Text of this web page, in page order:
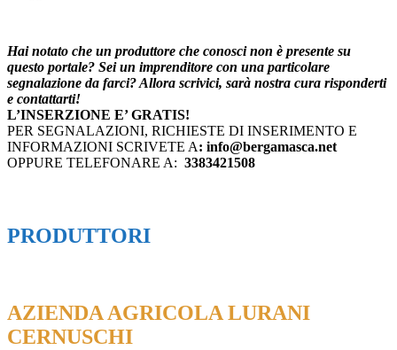
Hai notato che un produttore che conosci non è presente su
questo portale? Sei un imprenditore con una particolare
segnalazione da farci? Allora scrivici, sarà nostra cura risponderti
e contattarti!
L’INSERZIONE E’ GRATIS!
PER SEGNALAZIONI, RICHIESTE DI INSERIMENTO E
INFORMAZIONI SCRIVETE A: info@bergamasca.net
OPPURE TELEFONARE A: 3383421508
PRODUTTORI
AZIENDA AGRICOLA LURANI
CERNUSCHI